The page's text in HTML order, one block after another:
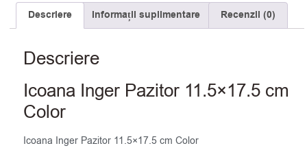
Descriere Informații suplimentare Recenzii (0)
Descriere
Icoana Inger Pazitor 11.5×17.5 cm
Color
Icoana Inger Pazitor 11.5×17.5 cm Color